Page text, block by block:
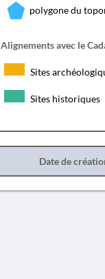
polygone du
Alignements avec le
Sites
Sites historiques
Date de